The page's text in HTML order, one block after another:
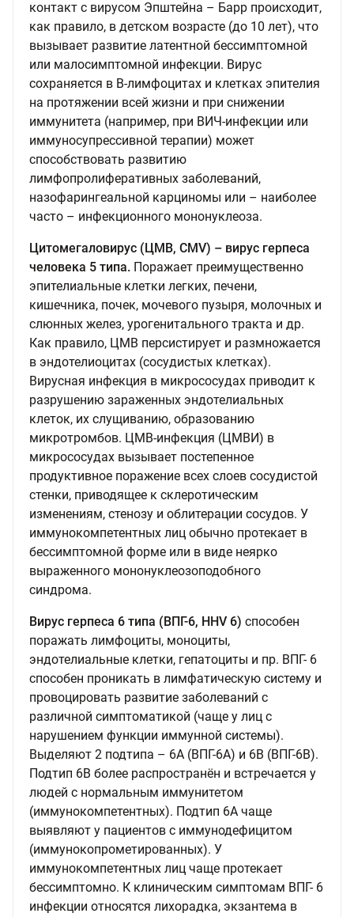
контакт с вирусом Эпштейна – Барр происходит,
как правило, в детском возрасте (до 10 лет), что
вызывает развитие латентной бессимптомной
или малосимптомной инфекции. Вирус
сохраняется в В-лимфоцитах и клетках эпителия
на протяжении всей жизни и при снижении
иммунитета (например, при ВИЧ-инфекции или
иммуносупрессивной терапии) может
способствовать развитию
лимфопролиферативных заболеваний,
назофарингеальной карциномы или – наиболее
часто – инфекционного мононуклеоза.
Цитомегаловирус (ЦМВ, CMV) – вирус герпеса
человека 5 типа. Поражает преимущественно
эпителиальные клетки легких, печени,
кишечника, почек, мочевого пузыря, молочных и
слюнных желез, урогенитального тракта и др.
Как правило, ЦМВ персистирует и размножается
в эндотелиоцитах (сосудистых клетках).
Вирусная инфекция в микрососудах приводит к
разрушению зараженных эндотелиальных
клеток, их слущиванию, образованию
микротромбов. ЦМВ-инфекция (ЦМВИ) в
микрососудах вызывает постепенное
продуктивное поражение всех слоев сосудистой
стенки, приводящее к склеротическим
изменениям, стенозу и облитерации сосудов. У
иммунокомпетентных лиц обычно протекает в
бессимптомной форме или в виде неярко
выраженного мононуклеозоподобного
синдрома.
Вирус герпеса 6 типа (ВПГ-6, HHV 6) способен
поражать лимфоциты, моноциты,
эндотелиальные клетки, гепатоциты и пр. ВПГ- 6
способен проникать в лимфатическую систему и
провоцировать развитие заболеваний с
различной симптоматикой (чаще у лиц с
нарушением функции иммунной системы).
Выделяют 2 подтипа – 6А (ВПГ-6А) и 6В (ВПГ-6В).
Подтип 6В более распространён и встречается у
людей с нормальным иммунитетом
(иммунокомпетентных). Подтип 6А чаще
выявляют у пациентов с иммунодефицитом
(иммунокопрометированных). У
иммунокомпетентных лиц чаще протекает
бессимптомно. К клиническим симптомам ВПГ- 6
инфекции относятся лихорадка, экзантема в